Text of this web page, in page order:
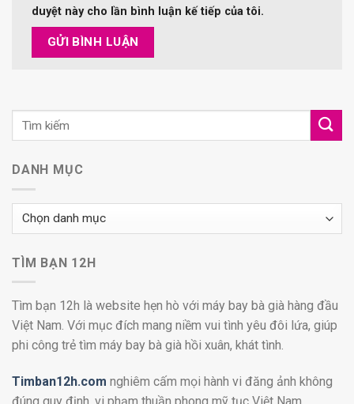
duyệt này cho lần bình luận kế tiếp của tôi.
DANH MỤC
Danh
TÌM BẠN 12H
Tìm bạn 12h là website hẹn hò với máy bay bà già hàng đầu
Việt Nam. Với mục đích mang niềm vui tình yêu đôi lứa, giúp
phi công trẻ tìm máy bay bà già hồi xuân, khát tình.
Timban12h.com nghiêm cấm mọi hành vi đăng ảnh không